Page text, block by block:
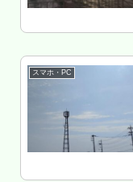
スマホ・PC